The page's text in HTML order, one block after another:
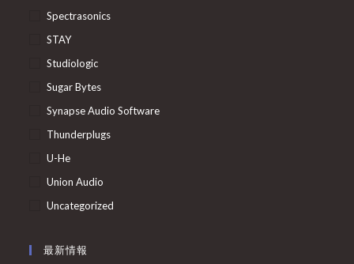
Spectrasonics
STAY
Studiologic
Sugar Bytes
Synapse Audio Software
Thunderplugs
U-He
Union Audio
Uncategorized
最新情報